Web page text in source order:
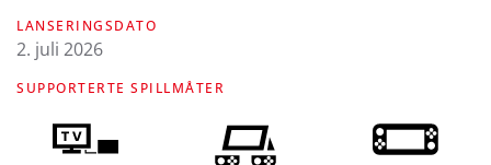
LANSERINGSDATO
2. juli 2026
SUPPORTERTE SPILLMÅTER